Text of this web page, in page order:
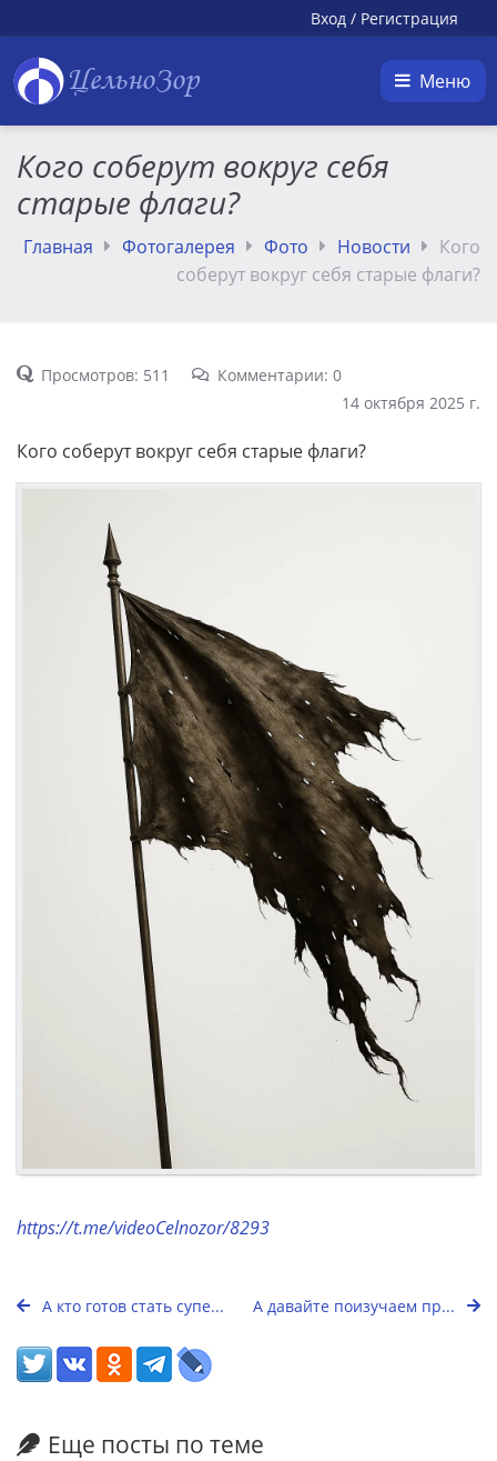
Вход / Регистрация
ЦельноЗор Меню
Кого соберут вокруг себя
старые флаги?
Главная Фотогалерея Фото Новости
Кого
соберут вокруг себя старые флаги?
Просмотров: 511
Комментарии: 0
14 октября 2025 г.
Кого соберут вокруг себя старые флаги?
https://t.me/videoCelnozor/8293
А кто готов стать супе... А давайте поизучаем пр...
Еще посты по теме